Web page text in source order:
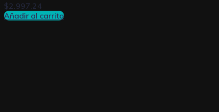
$2.997,24
Añadir al carrito